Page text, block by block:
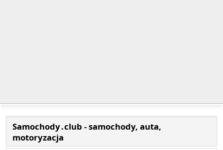
Samochody․club - samochody, auta,
motoryzacja